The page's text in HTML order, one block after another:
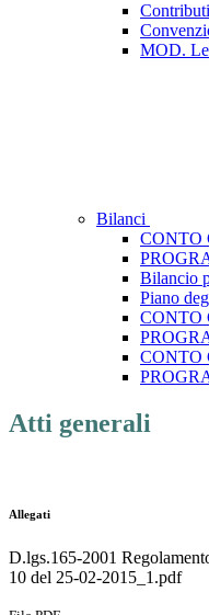
MOD.
Bilanci
CONTO
Bilancio
Piano
CONTO
CONTO
Atti generali
Allegati
D.lgs.165-2001
10 del 25-02-2015_1.pdf